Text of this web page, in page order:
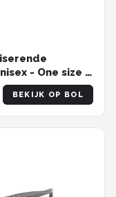
- One size -
BEKIJK OP BOL